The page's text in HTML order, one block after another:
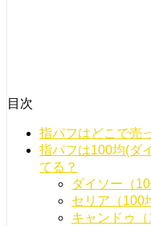
目次
指パフはどこで売
指パフは100均(ダ
てる？
ダイソー（
セリア（100
キャンドゥ（